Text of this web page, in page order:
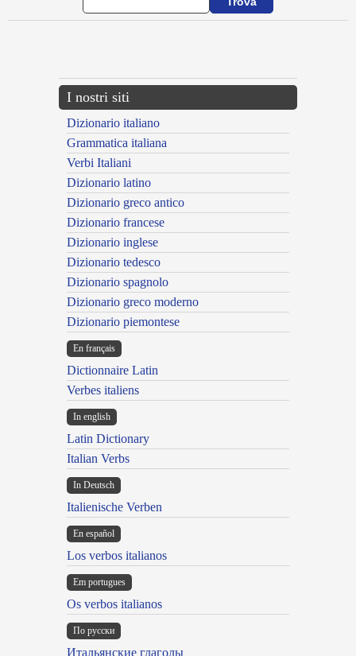
I nostri siti
Dizionario italiano
Grammatica italiana
Verbi Italiani
Dizionario latino
Dizionario greco antico
Dizionario francese
Dizionario inglese
Dizionario tedesco
Dizionario spagnolo
Dizionario greco moderno
Dizionario piemontese
En français
Dictionnaire Latin
Verbes italiens
In english
Latin Dictionary
Italian Verbs
In Deutsch
Italienische Verben
En español
Los verbos italianos
Em portugues
Os verbos italianos
По русски
Итальянские глаголы